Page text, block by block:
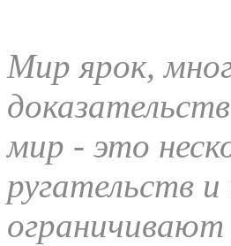
Мир ярок,
мир - это
ругательств